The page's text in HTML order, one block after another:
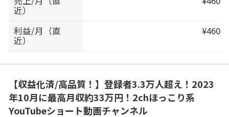
近）
利益/月（直
近）
¥460
【収益化済/高品質！】登録者3.3万人超え！2023
年10月に最高月収約33万円！2chほっこり系
YouTubeショート動画チャンネル